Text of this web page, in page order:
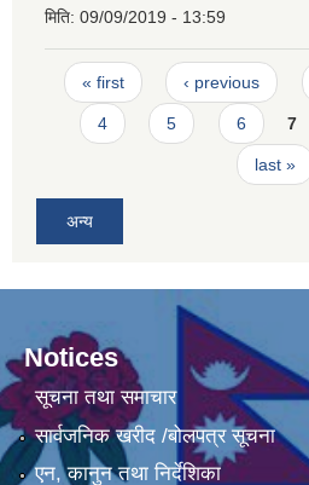
मिति: 09/09/2019 - 13:59
Pages
« first ‹ previous
4 5 6 7
last »
अन्य
Notices
सूचना तथा समाचार
सार्वजनिक खरीद /बोलपत्र सूचना
एन, कानुन तथा निर्देशिका